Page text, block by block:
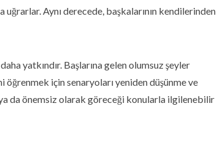
uğrarlar. Aynı derecede, başkalarının kendilerinden
yatkındır. Başlarına gelen olumsuz şeyler
için senaryoları yeniden düşünme ve
da önemsiz olarak göreceği konularla ilgilenebilir